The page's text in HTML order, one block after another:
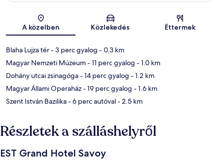
Térkép
A közelben Közlekedés Éttermek
Blaha Lujza tér- 3 perc gyalog - 0.3 km
Magyar Nemzeti Múzeum- 11 perc gyalog - 1.0 km
Dohány utcai zsinagóga- 14 perc gyalog - 1.2 km
Magyar Állami Operaház- 19 perc gyalog - 1.6 km
Szent István Bazilika- 6 perc autóval- 2.5 km
Részletek a szálláshelyről
EST Grand Hotel Savoy